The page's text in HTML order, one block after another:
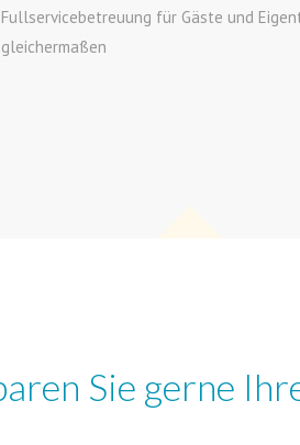
Fullservicebetreuung für Gäste und
gleichermaßen
Sie gerne